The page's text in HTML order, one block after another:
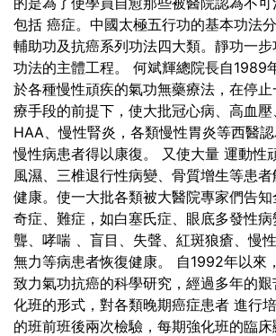
包括 癌症。中國太極五行功的基本功法分
輔助功及抗癌系列功法四大類。靜功一
功法的主體工程。
何斌輝總院長自1989
於各種慢性頑疾的氣功無藥療法，在停
療手段的前提下，使大批冠心病、高血
HAA、慢性腎炎，各類慢性胃炎等西醫
慢性病患者得以康復。 又使大量 運動性
風濕、三椎退行性病變、骨質增生等患
健康。使一大批各類被大醫院專家們告
奇症、難症，如白塞氏症、眼底多發性
聾、哮喘 、盲目、失聲、紅斑狼瘡、慢
無力等病患者恢復健康。
自1992年以來
致力氣功抗癌的科學研究，經過多年的
化班的形式，對各類晚期癌症患者 進行
的班前班後兩次檢驗，每期強化班的臨